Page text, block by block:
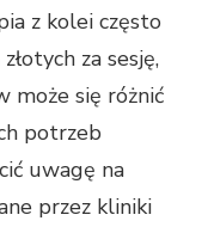
z kolei często
za sesję,
może się różnić
potrzeb
uwagę na
przez kliniki